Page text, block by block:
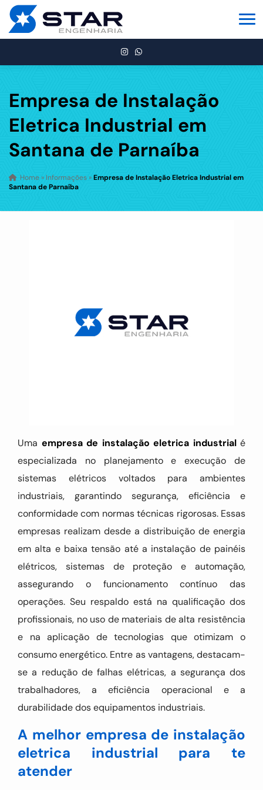
Empresa de Instalação
Eletrica Industrial em
Santana de Parnaíba
Home » Informações »Empresa de Instalação Eletrica Industrial em
Santana de Parnaíba
Uma empresa de instalação eletrica industrialé
especializada no planejamento e execução de
sistemas elétricos voltados para ambientes
industriais, garantindo segurança, eficiência e
conformidade com normas técnicas rigorosas. Essas
empresas realizam desde a distribuição de energia
em alta e baixa tensão até a instalação de painéis
elétricos, sistemas de proteção e automação,
assegurando o funcionamento contínuo das
operações. Seu respaldo está na qualificação dos
profissionais, no uso de materiais de alta resistência
e na aplicação de tecnologias que otimizam o
consumo energético. Entre as vantagens, destacam-
se a redução de falhas elétricas, a segurança dos
trabalhadores, a eficiência operacional e a
durabilidade dos equipamentos industriais.
A melhor empresa de instalação
eletrica industrial para te
atender